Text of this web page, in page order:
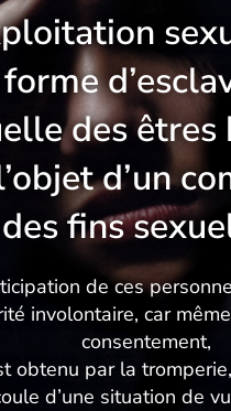
des êtres
d’un
des fins
de ces
involontaire, car
consentement,
obtenu par la
d’une situation de